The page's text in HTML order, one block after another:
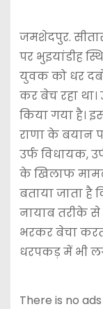
जमशेदपुर.
पर भुइयांडीह
युवक को धर
कर बेच रहा
किया गया है।
राणा के बयान
उर्फ विधायक,
के खिलाफ
बताया जाता
नायाब तरीके से
भरकर बेचा
धरपकड़ में भी
There is no